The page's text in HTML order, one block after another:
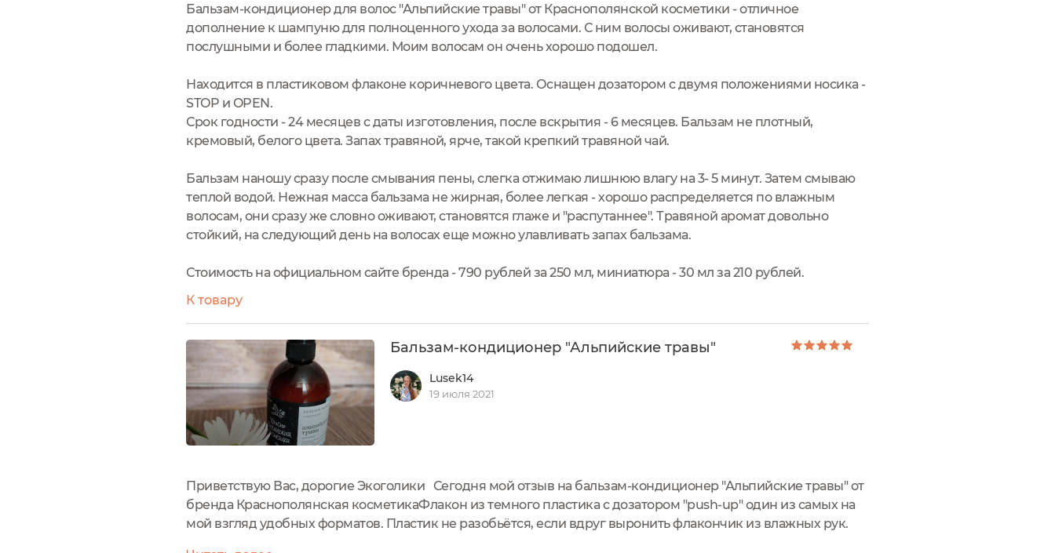
Бальзам-кондиционер для волос "Альпийские травы" от Краснополянской косметики - отличное
дополнение к шампуню для полноценного ухода за волосами. С ним волосы оживают, становятся
послушными и более гладкими. Моим волосам он очень хорошо подошел.
Находится в пластиковом флаконе коричневого цвета. Оснащен дозатором с двумя положениями носика -
STOP и OPEN.
Срок годности - 24 месяцев с даты изготовления, после вскрытия - 6 месяцев. Бальзам не плотный,
кремовый, белого цвета. Запах травяной, ярче, такой крепкий травяной чай.
Бальзам наношу сразу после смывания пены, слегка отжимаю лишнюю влагу на 3- 5 минут. Затем смываю
теплой водой. Нежная масса бальзама не жирная, более легкая - хорошо распределяется по влажным
волосам, они сразу же словно оживают, становятся глаже и "распутаннее". Травяной аромат довольно
стойкий, на следующий день на волосах еще можно улавливать запах бальзама.
Стоимость на официальном сайте бренда - 790 рублей за 250 мл, миниатюра - 30 мл за 210 рублей.
К товару
Бальзам-кондиционер "Альпийские травы"
Lusek14
19 июля 2021
Приветствую Вас, дорогие Экоголики Сегодня мой отзыв на бальзам-кондиционер "Альпийские травы" от
бренда Краснополянская косметикаФлакон из темного пластика с дозатором "push-up" один из самых на
мой взгляд удобных форматов. Пластик не разобьётся, если вдруг выронить флакончик из влажных рук.